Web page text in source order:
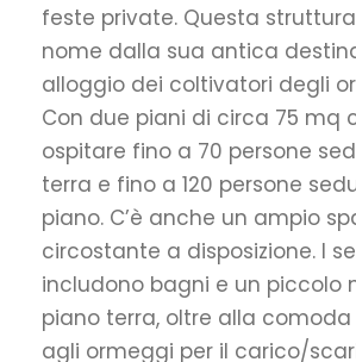
feste private. Questa
nome dalla sua antica
alloggio dei coltivatori degli
Con due piani di circa 75 mq
ospitare fino a 70 persone
terra e fino a 120 persone
piano. C’è anche un ampio
circostante a disposizione. I
includono bagni e un piccolo
piano terra, oltre alla
agli ormeggi per il carico/